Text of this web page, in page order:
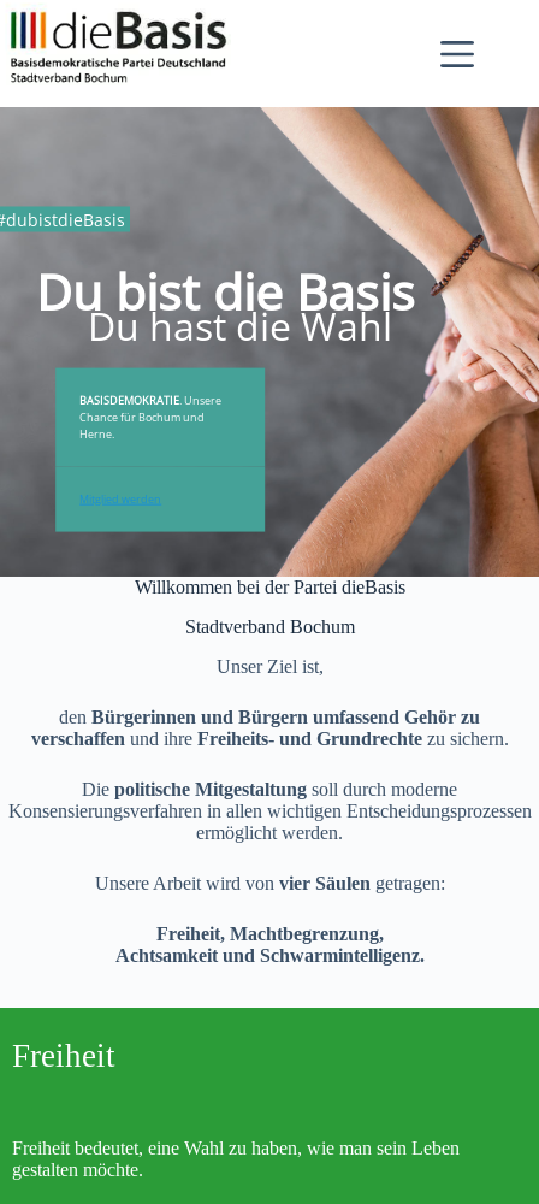
Zum
Inhalt
springen
Du bist die Basis
Du hast die Wahl
BASISDEMOKRATIE . Unsere
Chance für Bochum und
Herne.
Mitglied werden
Willkommen bei der Partei dieBasis
Stadtverband Bochum
Unser Ziel ist,
den Bürgerinnen und Bürgern umfassend Gehör zu
verschaffen und ihreFreiheits- und Grundrechte zu sichern.
Die politische Mitgestaltung soll durch moderne
Konsensierungsverfahren in allen wichtigen Entscheidungsprozessen
ermöglicht werden.
Unsere Arbeit wird von vier Säulen getragen:
Freiheit, Machtbegrenzung,
Achtsamkeit und Schwarmintelligenz.
Freiheit
Freiheit bedeutet, eine Wahl zu haben, wie man sein Leben
gestalten möchte.